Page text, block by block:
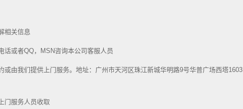
相关信息
或者QQ，MSN咨询本公司客服人员
由我们提供上门服务。地址：广州市天河区珠江新城华明路9号华普广场西塔1603
门服务人员收取